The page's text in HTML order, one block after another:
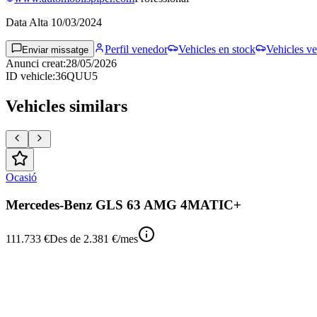
Data Alta 10/03/2024
Enviar missatge Perfil venedor Vehicles en stock
Vehicles
Anunci creat:28/05/2026
ID vehicle:36QUU5
Vehicles similars
Ocasió
Mercedes-Benz GLS 63 AMG 4MATIC+
111.733 €Des de 2.381 €/mes